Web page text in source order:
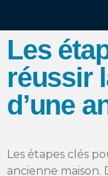
Les
réussir
d’une
Les étapes clés
ancienne